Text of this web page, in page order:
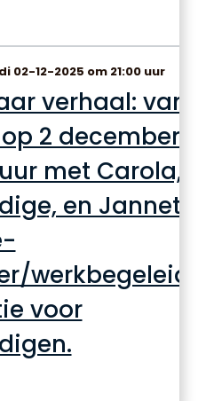
di 02-12-2025 om 21:00 uur
verhaal: van
2 december
met Carola,
en Jannet
voor